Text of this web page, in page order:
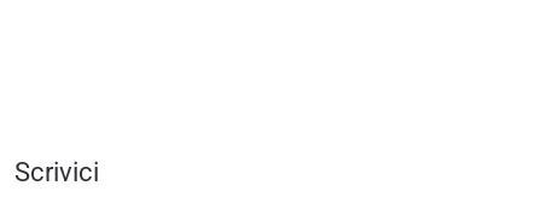
Scrivici